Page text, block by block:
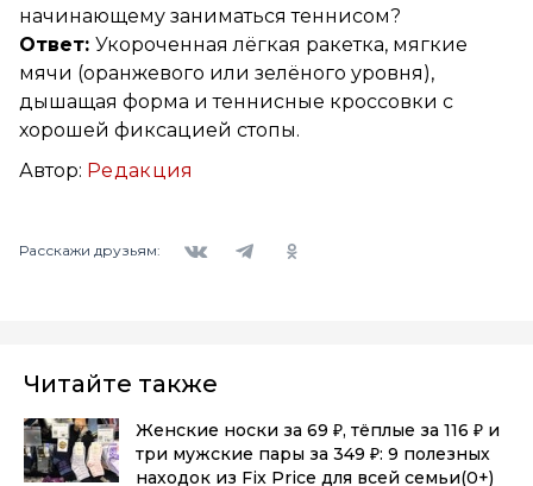
начинающему заниматься теннисом?
Ответ: Укороченная лёгкая ракетка, мягкие
мячи (оранжевого или зелёного уровня),
дышащая форма и теннисные кроссовки с
хорошей фиксацией стопы.
Автор: Редакция
Расскажи друзьям:
Читайте также
Женские носки за 69 ₽, тёплые за 116 ₽ и
три мужские пары за 349 ₽: 9 полезных
находок из Fix Price для всей семьи(0+)